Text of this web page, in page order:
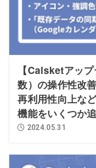
【Calsketアッ
数）の操作性改
再利用性向上な
機能をいくつか
2024.05.31